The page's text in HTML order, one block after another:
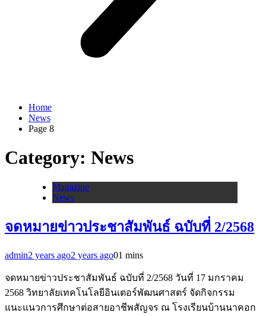
Home
News
Page 8
Category: News
Magazine
News
จดหมายข่าวประชาสัมพันธ์ ฉบับที่ 2/2568
admin2 years ago2 years ago01 mins
จดหมายข่าวประชาสัมพันธ์ ฉบับที่ 2/2568 วันที่ 17 มกราคม
2568 วิทยาลัยเทคโนโลยีอินเตอร์พัฒนศาสตร์ จัดกิจกรรม
แนะแนวการศึกษาต่อสายอาชีพสัญจร ณ โรงเรียนบ้านนาคอก